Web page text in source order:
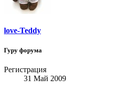
love-Teddy
Гуру форума
Регистрация
31 Май 2009